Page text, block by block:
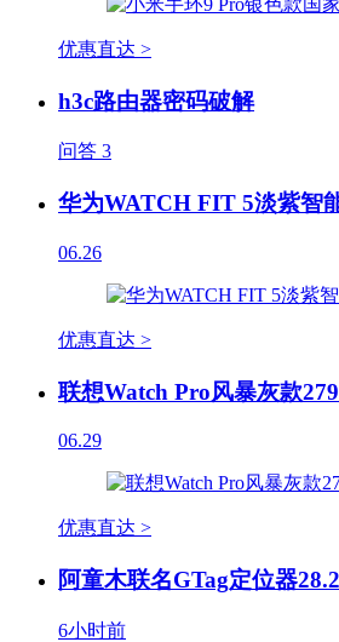
优惠直达 >
h3c路由器密码破解
问答 3
华为WATCH FIT 5淡紫智
06.26
优惠直达 >
联想Watch Pro风暴灰款
06.29
优惠直达 >
阿童木联名GTag定位器
6小时前